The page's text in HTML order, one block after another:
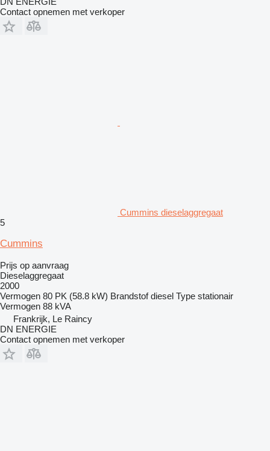
Contact opnemen met verkoper
Cummins dieselaggregaat
5
Cummins
Prijs op aanvraag
Dieselaggregaat
2000
Vermogen 80 PK (58.8 kW) Brandstof diesel Type stationair
Vermogen 88 kVA
Frankrijk, Le Raincy
DN ENERGIE
Contact opnemen met verkoper